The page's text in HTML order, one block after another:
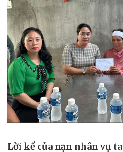
Lời kể của nạn nhân vụ